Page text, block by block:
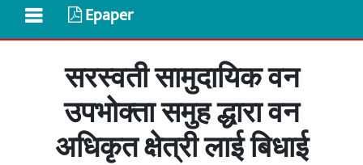
Epaper
सरस्वती सामुदायिक वन
उपभोक्ता समुह द्धारा वन
अधिकृत क्षेत्री लाई बिधाई